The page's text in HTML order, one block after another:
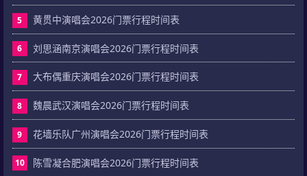
5 黄贯中演唱会2026门票行程时间表
6 刘思涵南京演唱会2026门票行程时间表
7 大布偶重庆演唱会2026门票行程时间表
8 魏晨武汉演唱会2026门票行程时间表
9 花墙乐队广州演唱会2026门票行程时间表
10 陈雪凝合肥演唱会2026门票行程时间表